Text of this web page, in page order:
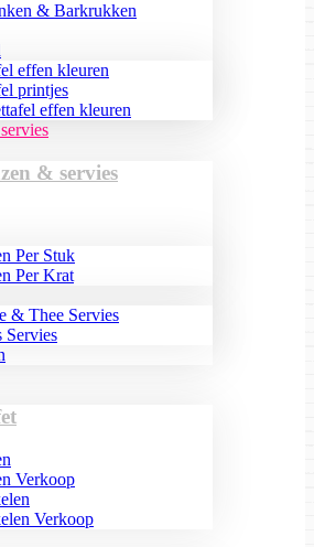
& Barkrukken
effen kleuren
printjes
effen kleuren
& servies
Per Stuk
Per Krat
& Thee Servies
Servies
Verkoop
Verkoop